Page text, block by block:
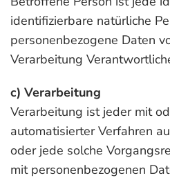
identifizierbare natürliche
personenbezogene Daten
Verarbeitung
c) Verarbeitung
Verarbeitung ist jeder mit
automatisierter Verfahren
oder jede solche
mit personenbezogenen